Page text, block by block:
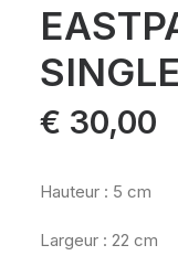
€ 30,00
Hauteur : 5 cm
Largeur : 22 cm